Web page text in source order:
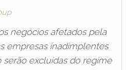
negócios afetados pela
empresas inadimplentes
excluídas do regime